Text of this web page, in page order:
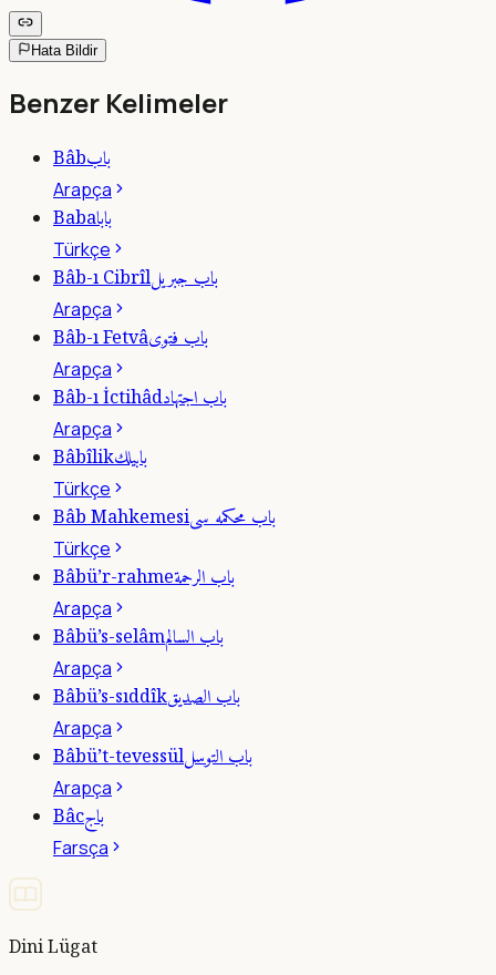
Hata Bildir
Benzer Kelimeler
Bâbباب
Arapça
Babaبابا
Türkçe
Bâb-ı Cibrîlباب جبريل
Arapça
Bâb-ı Fetvâباب فتوى
Arapça
Bâb-ı İctihâdباب اجتهاد
Arapça
Bâbîlikبابيلك
Türkçe
Bâb Mahkemesiباب محكمه سى
Türkçe
Bâbü’r-rahmeباب الرحمة
Arapça
Bâbü’s-selâmباب السالم
Arapça
Bâbü’s-sıddîkباب الصديق
Arapça
Bâbü’t-tevessülباب التوسل
Arapça
Bâcباج
Farsça
Dini Lügat